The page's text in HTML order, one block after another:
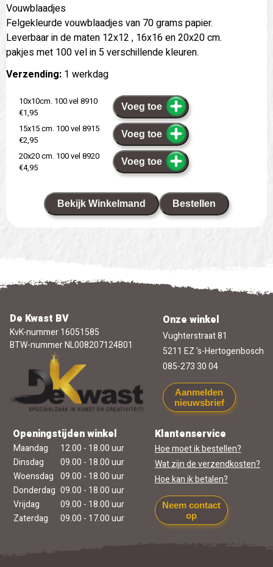
Vouwblaadjes
Felgekleurde vouwblaadjes van 70 grams papier.
Leverbaar in de maten 12x12 , 16x16 en 20x20 cm.
pakjes met 100 vel in 5 verschillende kleuren.
Verzending: 1 werkdag
10x10cm. 100 vel 8910
€1,95
Voeg toe
15x15 cm. 100 vel 8915
€2,95
Voeg toe
20x20 cm. 100 vel 8920
€4,95
Voeg toe
Bekijk Winkelmand Bestellen
De Kwast BV
KvK-nummer 16051585
BTW-nummer NL008207124B01
Onze winkel
Vughterstraat 81
5211 EZ 's-Hertogenbosch
085-273 30 04
Aanmelden
nieuwsbrief
Openingstijden winkel
Maandag
12.00 - 18.00 uur
Dinsdag
09.00 - 18.00 uur
Woensdag 09.00 - 18.00 uur
Donderdag 09.00 - 18.00 uur
Vrijdag
09.00 - 18.00 uur
Zaterdag
09.00 - 17.00 uur
Klantenservice
Hoe moet ik bestellen?
Wat zijn de verzendkosten?
Hoe kan ik betalen?
Neem contact
op